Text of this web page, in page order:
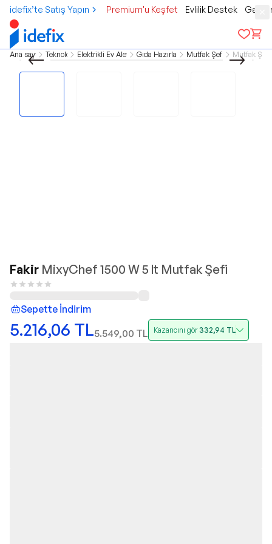
idefix’te Satış Yapın Premium'u Keşfet Evlilik Destek
Ana sayfa Teknoloji Elektrikli Ev AletleriGıda Hazırlama Mutfak Şefleri Mutfak Şefi
Fakir MixyChef 1500 W 5 lt Mutfak Şefi
Sepette İndirim
5.216,06 TL5.549,00 TL Kazancını gör332,94 TL